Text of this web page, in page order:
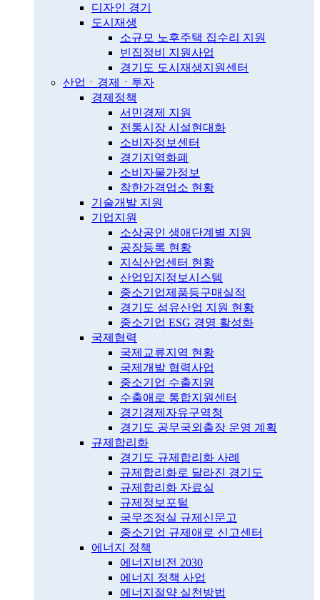
디자인 경기
도시재생
소규모 노후주택 집수리 지원
빈집정비 지원사업
경기도 도시재생지원센터
산업ㆍ경제ㆍ투자
경제정책
서민경제 지원
전통시장 시설현대화
소비자정보센터
경기지역화폐
소비자물가정보
착한가격업소 현황
기술개발 지원
기업지원
소상공인 생애단계별 지원
공장등록 현황
지식산업센터 현황
산업입지정보시스템
중소기업제품등구매실적
경기도 섬유산업 지원 현황
중소기업 ESG 경영 활성화
국제협력
국제교류지역 현황
국제개발 협력사업
중소기업 수출지원
수출애로 통합지원센터
경기경제자유구역청
경기도 공무국외출장 운영 계획
규제합리화
경기도 규제합리화 사례
규제합리화로 달라진 경기도
규제합리화 자료실
규제정보포털
국무조정실 규제신문고
중소기업 규제애로 신고센터
에너지 정책
에너지비전 2030
에너지 정책 사업
에너지절약 실천방법